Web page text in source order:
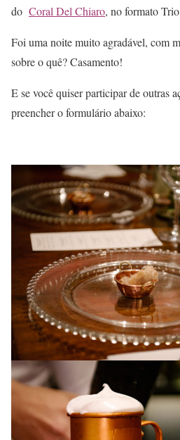
do Coral Del Chiaro, no formato
Foi uma noite muito agradável, com
sobre o quê? Casamento!
E se você quiser participar de outras
preencher o formulário abaixo: